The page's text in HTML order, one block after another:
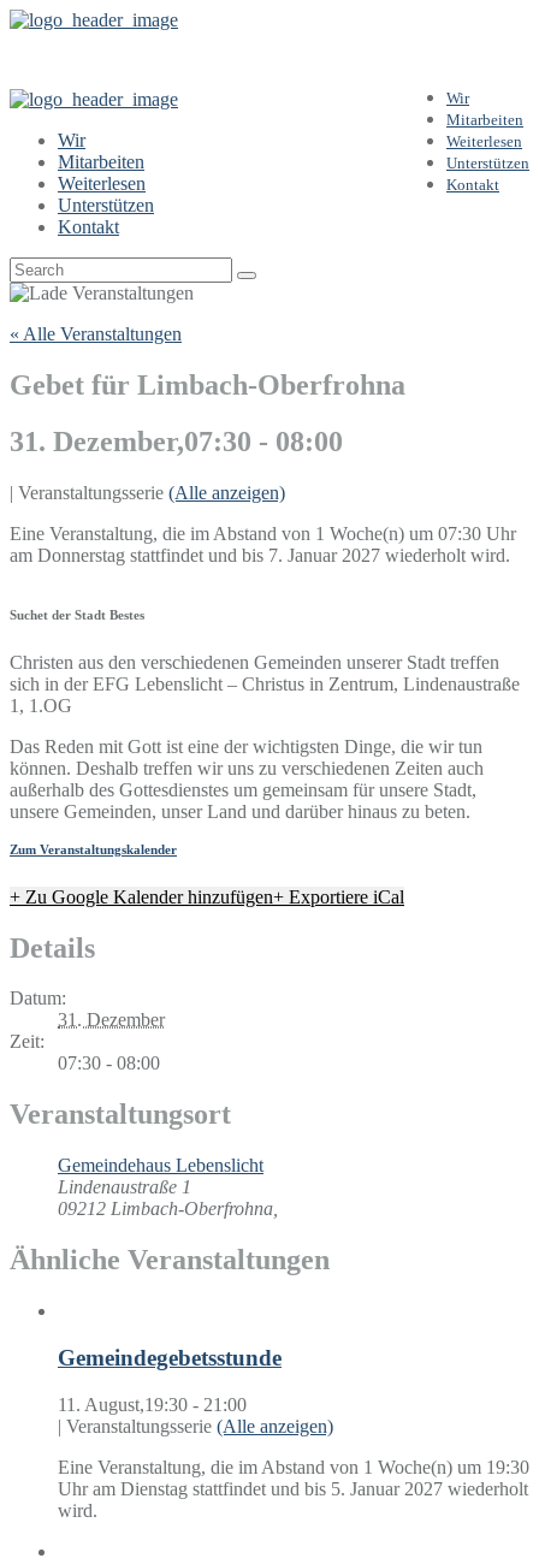
Wir
Mitarbeiten
Weiterlesen
Unterstützen
Kontakt
Wir
Mitarbeiten
Weiterlesen
Unterstützen
Kontakt
« Alle Veranstaltungen
Gebet für Limbach-Oberfrohna
31. Dezember,07:30 - 08:00
| Veranstaltungsserie (Alle anzeigen)
Eine Veranstaltung, die im Abstand von 1 Woche(n) um 07:30 Uhr
am Donnerstag stattfindet und bis 7. Januar 2027 wiederholt wird.
Suchet der Stadt Bestes
Christen aus den verschiedenen Gemeinden unserer Stadt treffen
sich in der EFG Lebenslicht – Christus in Zentrum, Lindenaustraße
1, 1.OG
Das Reden mit Gott ist eine der wichtigsten Dinge, die wir tun
können. Deshalb treffen wir uns zu verschiedenen Zeiten auch
außerhalb des Gottesdienstes um gemeinsam für unsere Stadt,
unsere Gemeinden, unser Land und darüber hinaus zu beten.
Zum Veranstaltungskalender
+ Zu Google Kalender hinzufügen+ Exportiere iCal
Details
Datum:
31. Dezember
Zeit:
07:30 - 08:00
Veranstaltungsort
Gemeindehaus Lebenslicht
Lindenaustraße 1
09212 Limbach-Oberfrohna
Ähnliche Veranstaltungen
Gemeindegebetsstunde
11. August,19:30 - 21:00
| Veranstaltungsserie (Alle anzeigen)
Eine Veranstaltung, die im Abstand von 1 Woche(n) um 19:30
Uhr am Dienstag stattfindet und bis 5. Januar 2027 wiederholt
wird.